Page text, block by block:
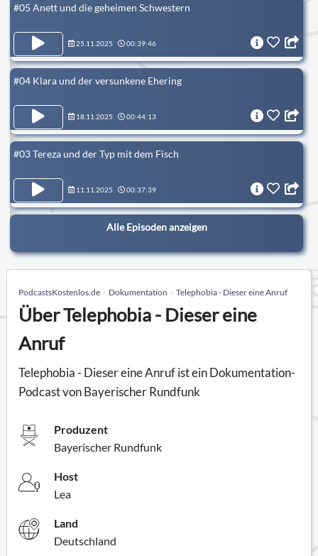
#05 Anett und die geheimen Schwestern
25.11.2025 00:39:46
#04 Klara und der versunkene Ehering
18.11.2025 00:44:13
#03 Tereza und der Typ mit dem Fisch
11.11.2025 00:37:39
Alle Episoden anzeigen
PodcastsKostenlos.de Dokumentation Telephobia - Dieser eine Anruf
Über Telephobia - Dieser eine
Anruf
Telephobia - Dieser eine Anruf ist ein Dokumentation-
Podcast von Bayerischer Rundfunk
Produzent
Bayerischer Rundfunk
Host
Lea
Land
Deutschland